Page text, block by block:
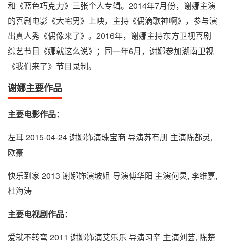
和《蓝色巧克力》三张个人专辑。2014年7月份，谢娜主演
的喜剧电影《大宅男》上映，主持《偶滴歌神啊》，参与演
出真人秀《偶像来了》。2016年，谢娜主持东方卫视喜剧
综艺节目《娜就这么说》；同一年6月，谢娜参加湖南卫视
《我们来了》节目录制。
谢娜主要作品
主要电影作品：
左耳 2015-04-24 谢娜饰演珠宝商 导演苏有朋 主演陈都灵,
欧豪
快乐到家 2013 谢娜饰演坡姐 导演傅华阳 主演何炅, 李维嘉,
杜海涛
主要电视剧作品：
爱就不转弯 2011 谢娜饰演艾乐乐 导演习辛 主演刘芸, 陈楚